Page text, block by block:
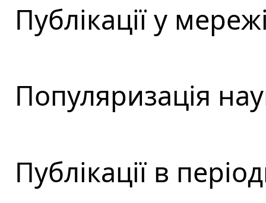
Публікації у
Популяризація
Публікації в